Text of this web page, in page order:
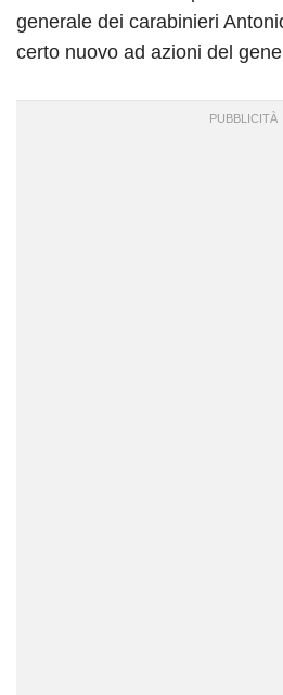
generale dei carabinieri
certo nuovo ad azioni del